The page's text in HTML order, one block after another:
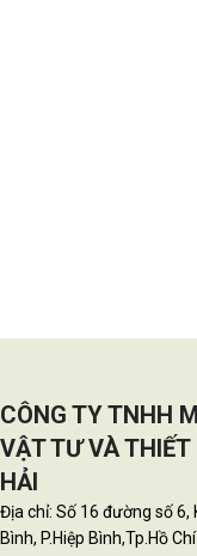
CÔNG TY TNHH
VẬT TƯ VÀ THIẾT
HẢI
Địa chỉ: Số 16 đường số 6,
Bình, P.Hiệp Bình,Tp.Hồ